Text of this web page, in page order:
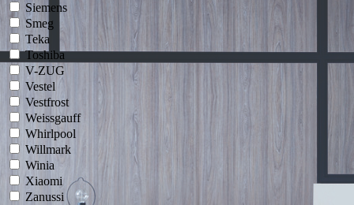
Siemens
Smeg
Teka
Toshiba
V-ZUG
Vestel
Vestfrost
Weissgauff
Whirlpool
Willmark
Winia
Xiaomi
Zanussi